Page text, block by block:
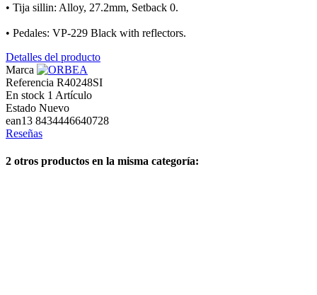
• Tija sillin: Alloy, 27.2mm, Setback 0.
• Pedales: VP-229 Black with reflectors.
Detalles del producto
Marca
Referencia R40248SI
En stock 1 Artículo
Estado Nuevo
ean13 8434446640728
Reseñas
2 otros productos en la misma categoría: